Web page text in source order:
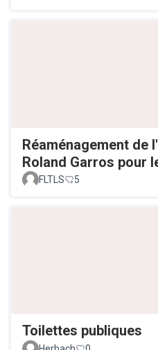
Réaménagement de
Roland Garros pour
FLTLS 5
Toilettes publiques